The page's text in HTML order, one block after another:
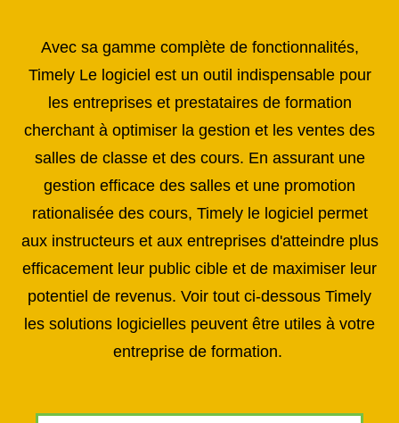
Avec sa gamme complète de fonctionnalités,
Timely Le logiciel est un outil indispensable pour
les entreprises et prestataires de formation
cherchant à optimiser la gestion et les ventes des
salles de classe et des cours. En assurant une
gestion efficace des salles et une promotion
rationalisée des cours, Timely le logiciel permet
aux instructeurs et aux entreprises d'atteindre plus
efficacement leur public cible et de maximiser leur
potentiel de revenus. Voir tout ci-dessous Timely
les solutions logicielles peuvent être utiles à votre
entreprise de formation.